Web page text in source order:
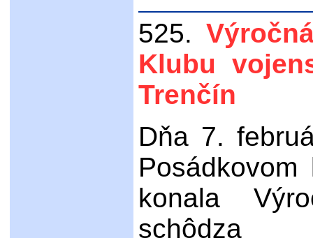
525.
Klubu
Trenčín
Dňa 7.
konala
schôdza